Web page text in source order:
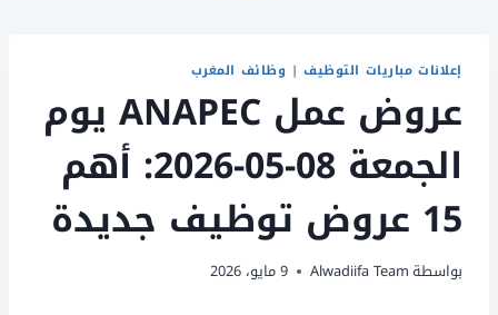
إعلانات مباريات التوظيف| وظائف المغرب
عروض عمل ANAPEC يوم
الجمعة 08-05-2026: أهم
15 عروض توظيف جديدة
بواسطةAlwadiifa Team 9 مايو، 2026